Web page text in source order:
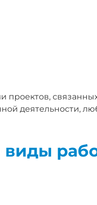
деятельности,